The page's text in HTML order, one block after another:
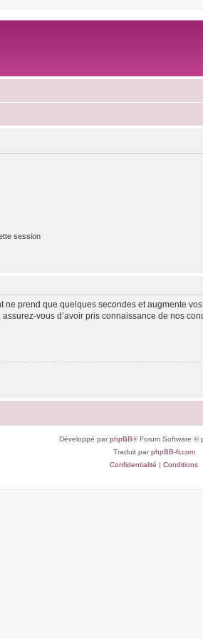
session
ne prend que quelques secondes et augmente
vous d’avoir pris connaissance de nos
Développé parphpBB® Forum Software ©
Traduit parphpBB-fr.com
Confidentialité | Conditions